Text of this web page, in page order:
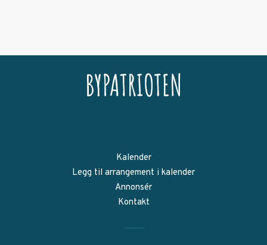
Kalender
Legg til arrangement i kalender
Annonsér
Kontakt